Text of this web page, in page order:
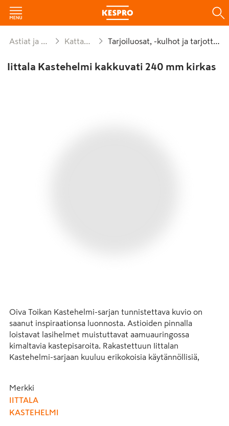
Astiat ja kattaus Kattaminen Tarjoiluosat, -kulhot ja tarjottimet
Iittala Kastehelmi kakkuvati 240 mm kirkas
Oiva Toikan Kastehelmi-sarjan tunnistettava kuvio on
saanut inspiraationsa luonnosta. Astioiden pinnalla
loistavat lasihelmet muistuttavat aamuauringossa
kimaltavia kastepisaroita. Rakastettuun Iittalan
Kastehelmi-sarjaan kuuluu erikokoisia käytännöllisiä,
kakkujen ja leivonnaisten lisäksi myös esim. hedelmien tai
juustojen tarjoiluun. Kirkas lasi tuo esiin modernin
selkeälinjaisen muodon. Sopii kaikkiin tilaisuuksiin.
Merkki
IITTALA
KASTEHELMI